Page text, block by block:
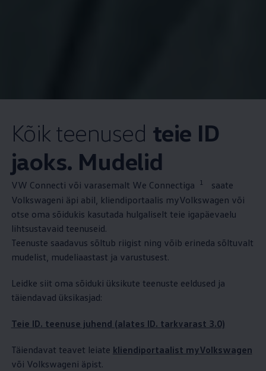
Kõik teenused teie ID
jaoks. Mudelid
VW Connecti või varasemalt We Connectiga 1
saate
Volkswageni äpi abil, kliendiportaalis myVolkswagen või
otse oma sõidukis kasutada hulgaliselt teie igapäevaelu
lihtsustavaid teenuseid.
Teenuste saadavus sõltub riigist ning võib erineda sõltuvalt
mudelist, mudeliaastast ja varustusest.
Leidke siit oma sõiduki üksikute teenuste eeldused ja
täiendavad üksikasjad:
Teie ID. teenuse juhend (alates ID. tarkvarast 3.0)
Täiendavat teavet leiate kliendiportaalist myVolkswagen
või Volkswageni äpist.